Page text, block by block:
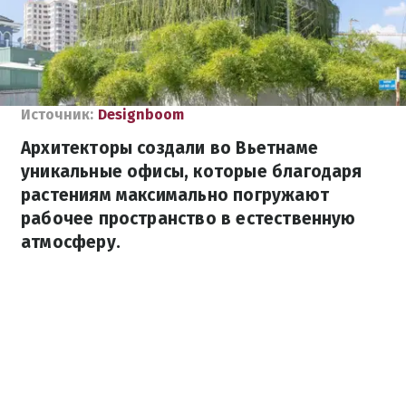
Источник: Designboom
Архитекторы создали во Вьетнаме
уникальные офисы, которые благодаря
растениям максимально погружают
рабочее пространство в естественную
атмосферу.